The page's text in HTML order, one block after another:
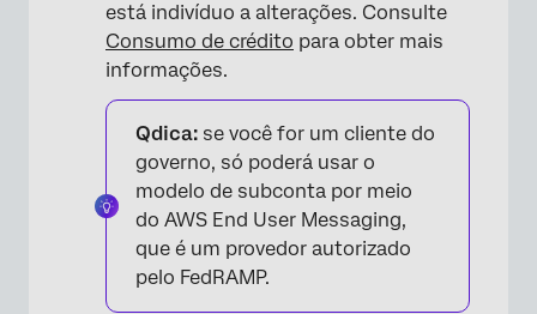
está indivíduo a alterações. Consulte
Consumo de crédito para obter mais
informações.
Qdica: se você for um cliente do
governo, só poderá usar o
modelo de subconta por meio
do AWS End User Messaging,
que é um provedor autorizado
pelo FedRAMP.